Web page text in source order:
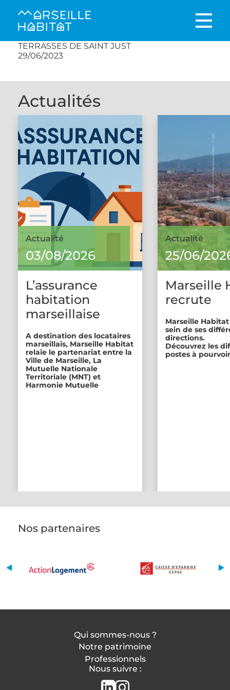
TERRASSES DE SAINT JUST
29/06/2023
Actualités
Actualité
03/08/2026
L’assurance
habitation
marseillaise
A destination des locataires
marseillais, Marseille Habitat
relaie le partenariat entre la
Ville de Marseille, La
Mutuelle Nationale
Territoriale (MNT) et
Harmonie Mutuelle
Actualité
25/06/
Marseille
recrute
Marseille
sein de ses
directions.
Découvrez les
postes à
Nos partenaires
Qui sommes-nous ?
Notre patrimoine
Professionnels
Nous suivre :